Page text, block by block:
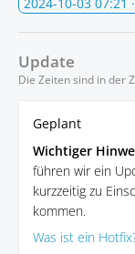
Update
Die Zeiten sind in der
Geplant
Wichtiger
führen wir ein
kurzzeitig zu
kommen.
Was ist ein